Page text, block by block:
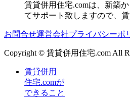
賃貸併用住宅.comは、新築
てサポート致しますので、
お問合せ運営会社プライバシーポ
Copyright © 賃貸併用住宅.com All
賃貸併用
住宅.comが
できること